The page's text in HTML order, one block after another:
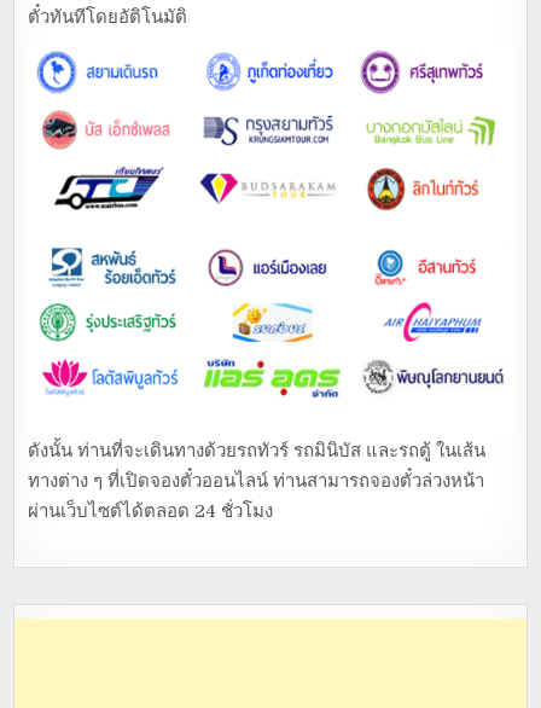
ตั๋วทันทีโดยอัติโนมัติ
ดังนั้น ท่านที่จะเดินทางด้วยรถทัวร์ รถมินิบัส และรถตู้ ในเส้น
ทางต่าง ๆ ที่เปิดจองตั๋วออนไลน์ ท่านสามารถจองตั๋วล่วงหน้า
ผ่านเว็บไซต์ได้ตลอด 24 ชั่วโมง